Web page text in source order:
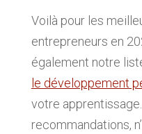
Voilà pour les
entrepreneurs en
également notre
le développement
votre
recommandations,